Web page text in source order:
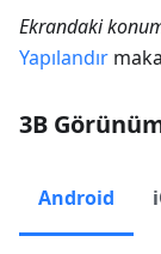
Ekrandaki
Yapılandır
3B
Android